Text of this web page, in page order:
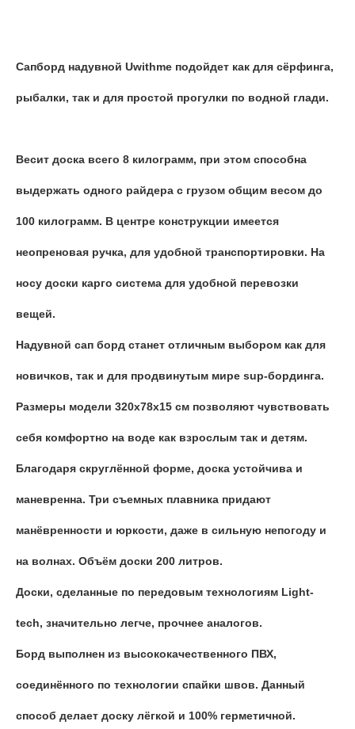
Сапборд надувной Uwithme подойдет как для сёрфинга,
рыбалки, так и для простой прогулки по водной глади.
Весит доска всего 8 килограмм, при этом способна
выдержать одного райдера с грузом общим весом до
100 килограмм. В центре конструкции имеется
неопреновая ручка, для удобной транспортировки. На
носу доски карго система для удобной перевозки
вещей.
Надувной сап борд станет отличным выбором как для
новичков, так и для продвинутым мире sup-бординга.
Размеры модели 320х78х15 см позволяют чувствовать
себя комфортно на воде как взрослым так и детям.
Благодаря скруглённой форме, доска устойчива и
маневренна. Три съемных плавника придают
манёвренности и юркости, даже в сильную непогоду и
на волнах. Объём доски 200 литров.
Доски, сделанные по передовым технологиям Light-
tech, значительно легче, прочнее аналогов.
Борд выполнен из высококачественного ПВХ,
соединённого по технологии спайки швов. Данный
способ делает доску лёгкой и 100% герметичной.